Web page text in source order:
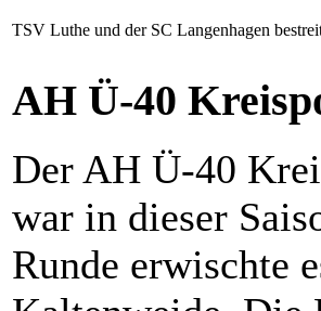
TSV Luthe und der SC Langenhagen
AH Ü-40
Der AH Ü-40
war in dieser
Runde erwischte